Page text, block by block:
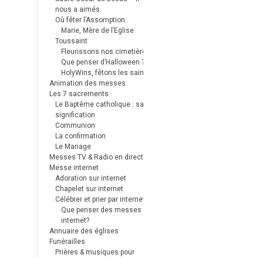
nous a aimés.
Où fêter l’Assomption
Marie, Mère de l’Eglise
Toussaint
Fleurissons nos cimetières
Que penser d’Halloween ?
HolyWins, fêtons les saints !
Animation des messes
Les 7 sacrements
Le Baptême catholique : sa
signification
Communion
La confirmation
Le Mariage
Messes TV & Radio en direct
Messe internet
Adoration sur internet
Chapelet sur internet
Célébrer et prier par internet
Que penser des messes
internet?
Annuaire des églises
Funérailles
Prières & musiques pour